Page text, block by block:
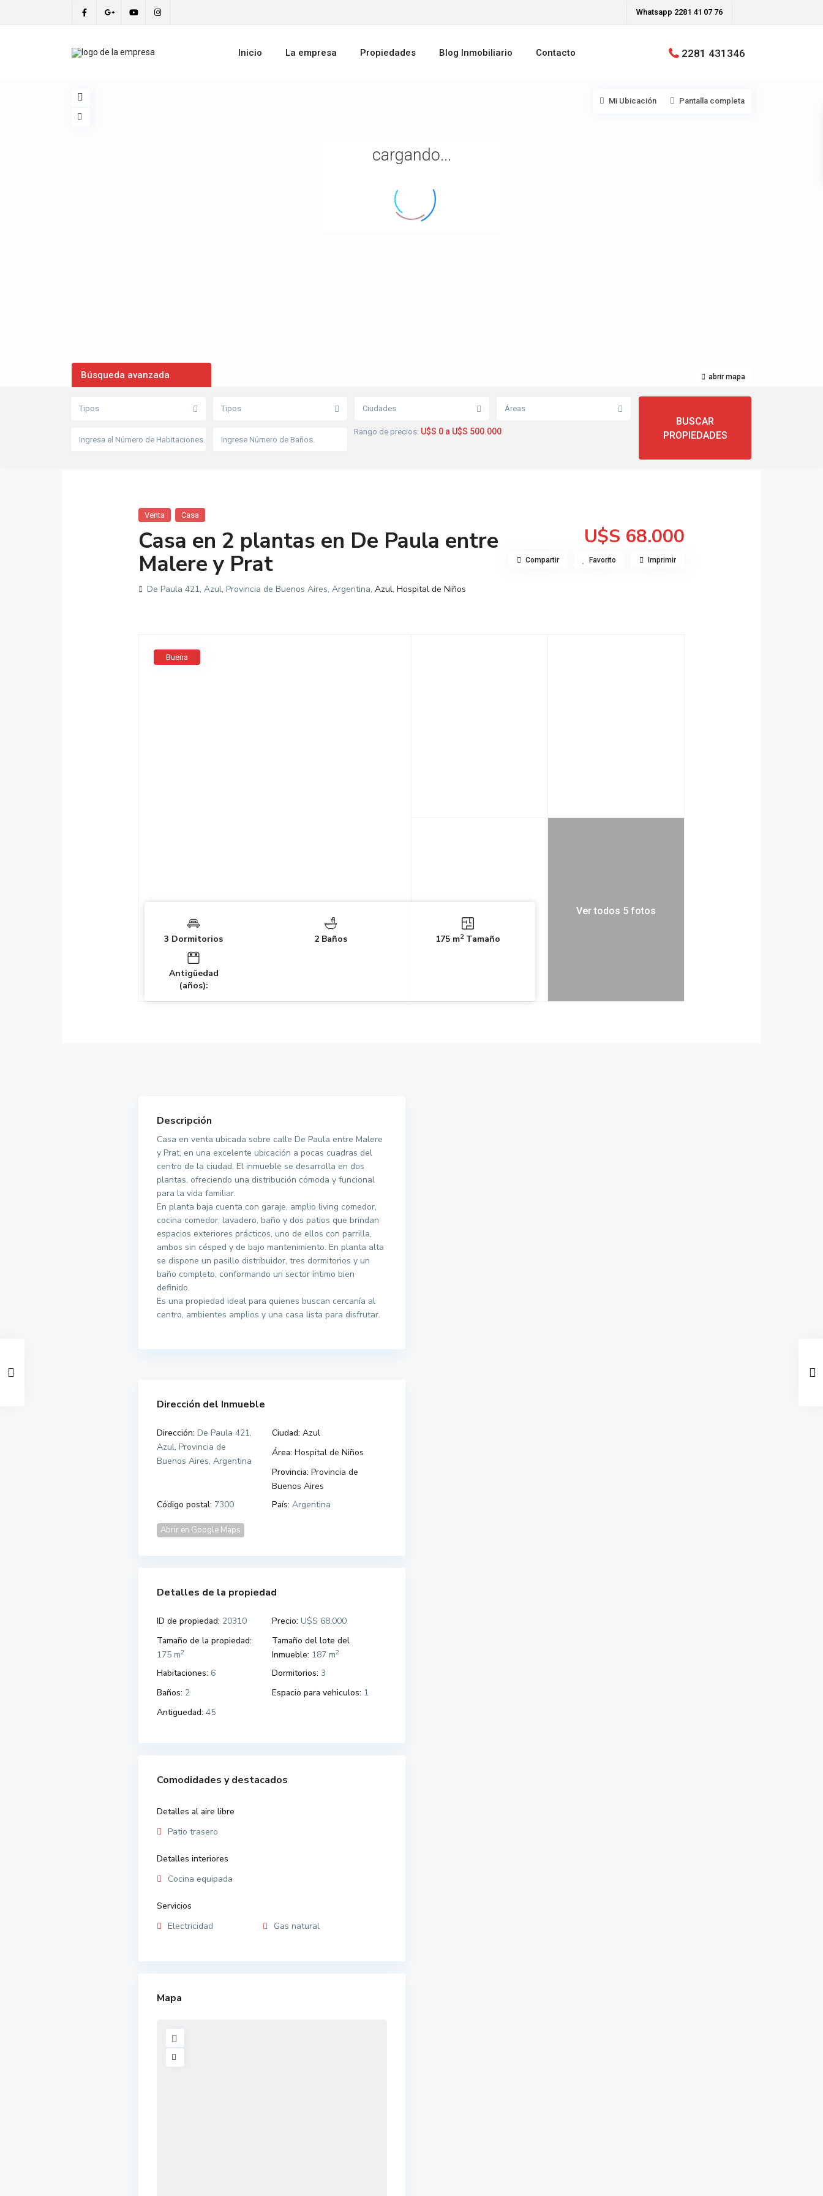
Whatsapp 2281 41 07 76
Inicio La empresa Propiedades Blog Inmobiliario Contacto 2281 431346
cargando...
abrir mapa
Mi Ubicación Pantalla completa
Búsqueda avanzada
Tipos Tipos Ciudades Áreas
Rango de precios: U$S 0 a U$S 500.000
Venta Casa
Casa en 2 plantas en De Paula entre
Malere y Prat
U$S 68.000
De Paula 421, Azul, Provincia de Buenos Aires, Argentina, Azul, Hospital de Niños
Compartir Favorito Imprimir
Buena
Ver todos 5 fotos
3 Dormitorios 2 Baños 175 m2Tamaño
Antigüedad
(años):
Descripción
Casa en venta ubicada sobre calle De Paula entre Malere
y Prat, en una excelente ubicación a pocas cuadras del
centro de la ciudad. El inmueble se desarrolla en dos
plantas, ofreciendo una distribución cómoda y funcional
para la vida familiar.
En planta baja cuenta con garaje, amplio living comedor,
cocina comedor, lavadero, baño y dos patios que brindan
espacios exteriores prácticos, uno de ellos con parrilla,
ambos sin césped y de bajo mantenimiento. En planta alta
se dispone un pasillo distribuidor, tres dormitorios y un
baño completo, conformando un sector íntimo bien
definido.
Es una propiedad ideal para quienes buscan cercanía al
centro, ambientes amplios y una casa lista para disfrutar.
Dirección del Inmueble
Dirección: De Paula 421,
Azul, Provincia de
Buenos Aires, Argentina
Ciudad: Azul
Área: Hospital de Niños
Provincia: Provincia de
Buenos Aires
Código postal: 7300 País: Argentina
Abrir en Google Maps
Detalles de la propiedad
ID de propiedad: 20310 Precio: U$S 68.000
Tamaño de la propiedad:
175 m2
Tamaño del lote del
Inmueble: 187 m2
Habitaciones: 6 Dormitorios: 3
Baños: 2 Espacio para vehiculos: 1
Antiguedad: 45
Comodidades y destacados
Detalles al aire libre
Patio trasero
Detalles interiores
Cocina equipada
Servicios
Electricidad
Gas natural
Mapa